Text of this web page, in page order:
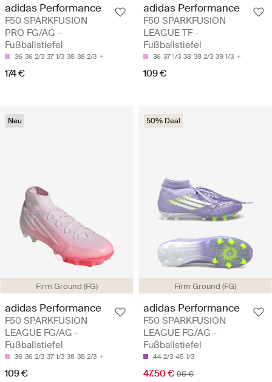
adidas Performance
F50 SPARKFUSION
PRO FG/AG -
Fußballstiefel
36 36 2/3 37 1/3 38 38 2/3
174 €
adidas Performance
F50 SPARKFUSION
LEAGUE TF -
Fußballstiefel
36 37 1/3 38 38 2/3 39 1/3
109 €
Firm Ground (FG)
Neu
adidas Performance
F50 SPARKFUSION
LEAGUE FG/AG -
Fußballstiefel
36 36 2/3 37 1/3 38 38 2/3
109 €
Firm Ground (FG)
50% Deal
adidas Performance
F50 SPARKFUSION
LEAGUE FG/AG -
Fußballstiefel
44 2/3 45 1/3
47.50 € 95 €